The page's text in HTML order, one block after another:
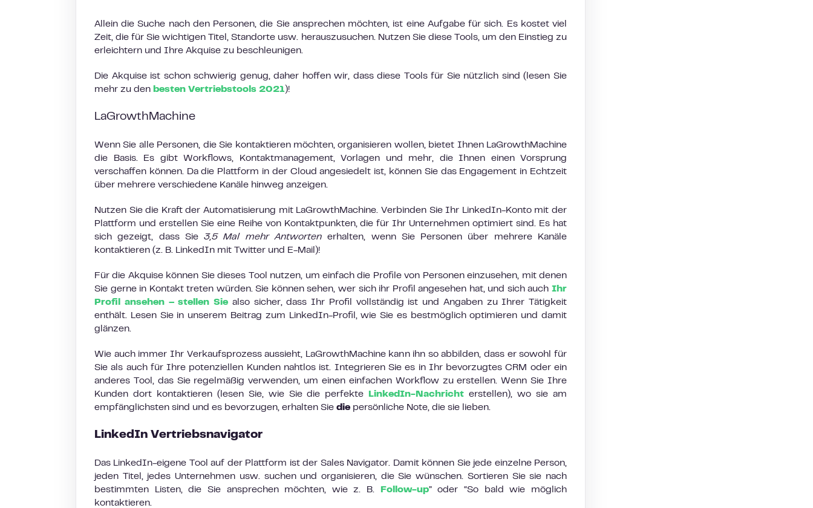
Allein die Suche nach den Personen, die Sie ansprechen möchten, ist eine Aufgabe für sich. Es kostet viel
Zeit, die für Sie wichtigen Titel, Standorte usw. herauszusuchen. Nutzen Sie diese Tools, um den Einstieg zu
erleichtern und Ihre Akquise zu beschleunigen.
Die Akquise ist schon schwierig genug, daher hoffen wir, dass diese Tools für Sie nützlich sind (lesen Sie
mehr zu den besten Vertriebstools 2021 )!
LaGrowthMachine
Wenn Sie alle Personen, die Sie kontaktieren möchten, organisieren wollen, bietet Ihnen LaGrowthMachine
die Basis. Es gibt Workflows, Kontaktmanagement, Vorlagen und mehr, die Ihnen einen Vorsprung
verschaffen können. Da die Plattform in der Cloud angesiedelt ist, können Sie das Engagement in Echtzeit
über mehrere verschiedene Kanäle hinweg anzeigen.
Nutzen Sie die Kraft der Automatisierung mit LaGrowthMachine. Verbinden Sie Ihr LinkedIn-Konto mit der
Plattform und erstellen Sie eine Reihe von Kontaktpunkten, die für Ihr Unternehmen optimiert sind. Es hat
sich gezeigt, dass Sie3,5 Mal mehr Antworten erhalten, wenn Sie Personen über mehrere Kanäle
kontaktieren (z. B. LinkedIn mit Twitter und E-Mail)!
Für die Akquise können Sie dieses Tool nutzen, um einfach die Profile von Personen einzusehen, mit denen
Sie gerne in Kontakt treten würden. Sie können sehen, wer sich ihr Profil angesehen hat, und sich auch Ihr
Profil ansehen – stellen Sie also sicher, dass Ihr Profil vollständig ist und Angaben zu Ihrer Tätigkeit
enthält. Lesen Sie in unserem Beitrag zum LinkedIn-Profil, wie Sie es bestmöglich optimieren und damit
glänzen.
Wie auch immer Ihr Verkaufsprozess aussieht, LaGrowthMachine kann ihn so abbilden, dass er sowohl für
Sie als auch für Ihre potenziellen Kunden nahtlos ist. Integrieren Sie es in Ihr bevorzugtes CRM oder ein
anderes Tool, das Sie regelmäßig verwenden, um einen einfachen Workflow zu erstellen. Wenn Sie Ihre
Kunden dort kontaktieren (lesen Sie, wie Sie die perfekte
LinkedIn-Nachricht erstellen), wo sie am
empfänglichsten sind und es bevorzugen, erhalten Sie die persönliche Note, die sie lieben.
LinkedIn Vertriebsnavigator
Das LinkedIn-eigene Tool auf der Plattform ist der Sales Navigator. Damit können Sie jede einzelne Person,
jeden Titel, jedes Unternehmen usw. suchen und organisieren, die Sie wünschen. Sortieren Sie sie nach
bestimmten Listen, die Sie ansprechen möchten, wie z. B.
Follow-up” oder “So bald wie möglich
kontaktieren.